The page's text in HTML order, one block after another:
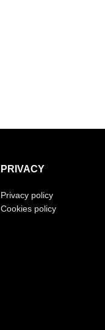
PRIVACY
Privacy policy
Cookies policy